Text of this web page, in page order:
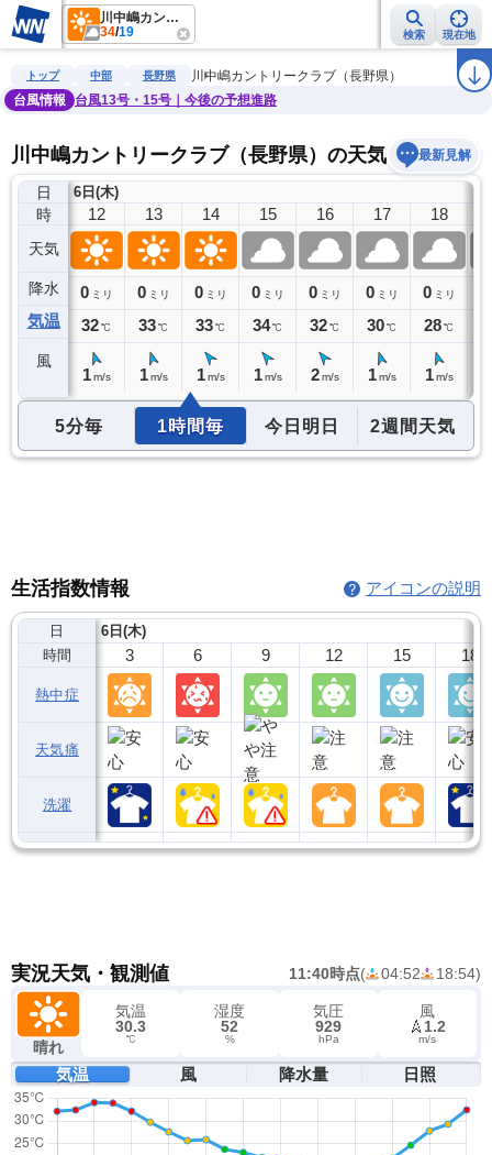
川中嶋カントリークラブ（長野県）
34/19 検索 現在地
雨雲レーダー 台風情報 地震情報 警報・注意報 2週間天気 ラ
トップ 中部 長野県
川中嶋カントリークラブ（長野県）
台風情報
台風13号・15号｜今後の予想進路
川中嶋カントリークラブ（長野県）の天気予報最新見解
日
時
天気
降水
気温
風
6日(木)
11
0ミリ
30℃
12
0 ミリ
32℃
1 m/s
13
0 ミリ
33℃
1 m/s
14
0 ミリ
33℃
1 m/s
15
0 ミリ
34℃
1 m/s
16
0 ミリ
32℃
2 m/s
17
0 ミリ
30℃
1 m/s
18
0 ミリ
28℃
1 m/s
5分毎 1時間毎 今日明日 2週間天気
生活指数情報 アイコンの説明
日
時間
熱中症
天気痛
洗濯
6日(木)
3 6 9 12 15 18
実況天気・観測値 11:40時点( 04:52 18:54)
晴れ
気温
30.3
℃
湿度
52
%
気圧
929
hPa
風
1.2
m/s
気温 風 降水量 日照